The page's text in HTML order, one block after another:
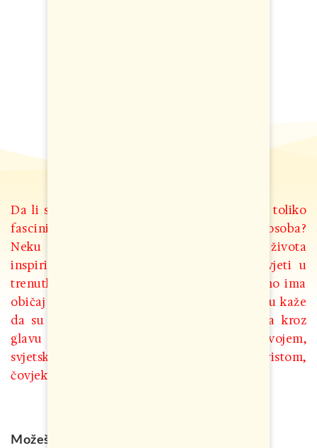
Da li ste nekada upoznali nekoga ko vas je toliko
fascinirao da biste htjeli da budete kao ta osoba?
Neku osobu koja vas je svojim načinom života
inspirisala da se promijenite i odlučite živjeti u
trenutku, ne čekajući sutra? Moj kolega Tomo ima
običaj da za ljude koji su najbolji u u nečemu kaže
da su “ćaća” a upravo ta riječ mi je prošla kroz
glavu dok sam radio ovu priču sa Hrvojem,
svjetskim putnikom, piscem, avanturistom,
čovjekom kojeg mogu da nazovem ćaća…
Možeš li nam se kratko predstaviti?